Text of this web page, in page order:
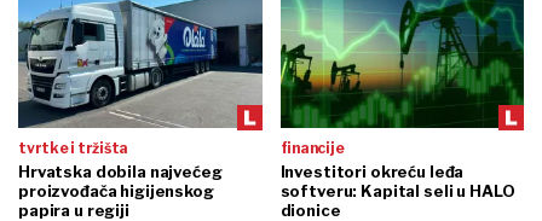
tvrtke i tržišta
Hrvatska dobila najvećeg
proizvođača higijenskog
papira u regiji
financije
Investitori okreću leđa
softveru: Kapital seli u HALO
dionice